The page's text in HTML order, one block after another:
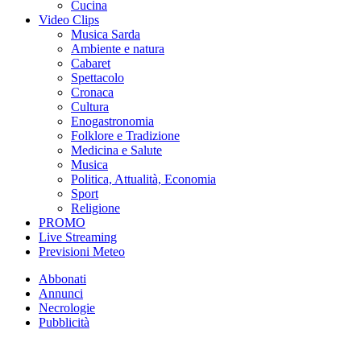
Cucina
Video Clips
Musica Sarda
Ambiente e natura
Cabaret
Spettacolo
Cronaca
Cultura
Enogastronomia
Folklore e Tradizione
Medicina e Salute
Musica
Politica, Attualità, Economia
Sport
Religione
PROMO
Live Streaming
Previsioni Meteo
Abbonati
Annunci
Necrologie
Pubblicità